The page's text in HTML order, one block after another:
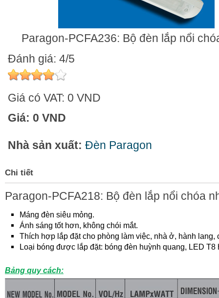
Paragon-PCFA236: Bộ đèn lắp nổi
Đánh giá: 4/5
Giá có VAT: 0 VND
Giá: 0 VND
Nhà sản xuất: Đèn Paragon
Chi tiết
Paragon-PCFA218: Bộ đèn lắp nổi chóa
Máng đèn siêu mỏng.
Ánh sáng tốt hơn, không chói mắt.
Thích hợp lắp đặt cho phòng làm việc, nhà ở, hành
Loại bóng được lắp đặt: bóng đèn huỳnh quang, LED T8
Bảng quy cách: